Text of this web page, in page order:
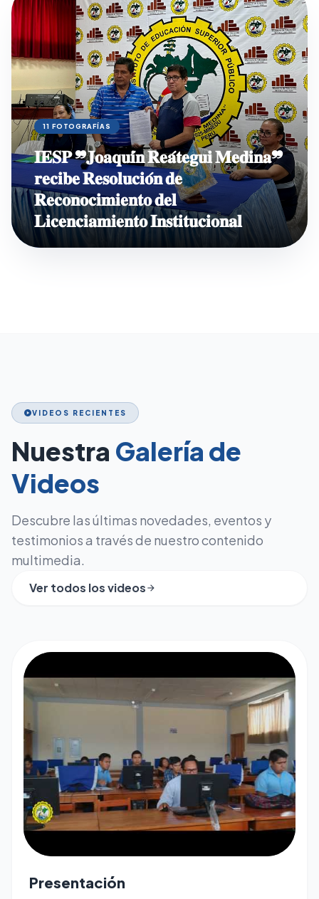
11 FOTOGRAFÍAS
𝐈𝐄𝐒𝐏 ❞𝐉𝐨𝐚𝐪𝐮𝐢́𝐧 𝐑𝐞𝐚́𝐭𝐞𝐠𝐮𝐢 𝐌𝐞𝐝𝐢𝐧𝐚❞
𝐫𝐞𝐜𝐢𝐛𝐞 𝐑𝐞𝐬𝐨𝐥𝐮𝐜𝐢𝐨́𝐧 𝐝𝐞
𝐑𝐞𝐜𝐨𝐧𝐨𝐜𝐢𝐦𝐢𝐞𝐧𝐭𝐨 𝐝𝐞𝐥
𝐋𝐢𝐜𝐞𝐧𝐜𝐢𝐚𝐦𝐢𝐞𝐧𝐭𝐨 𝐈𝐧𝐬𝐭𝐢𝐭𝐮𝐜𝐢𝐨𝐧𝐚𝐥
play_circleVIDEOS RECIENTES
Nuestra Galería de
Videos
Descubre las últimas novedades, eventos y
testimonios a través de nuestro contenido
multimedia.
Ver todos los videos arrow_forward
play_arrow
Presentación